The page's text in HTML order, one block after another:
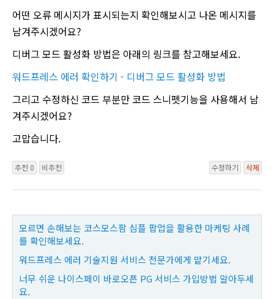
어떤 오류 메시지가 표시되는지 확인해보시고 나온 메시지를
남겨주시겠어요?
디버그 모드 활성화 방법은 아래의 링크를 참고해보세요.
워드프레스 에러 확인하기 - 디버그 모드 활성화 방법
그리고 수정하신 코드 부분만 코드 스니펫기능을 사용해서 남
겨주시겠어요?
고맙습니다.
추천 0 비추천 수정하기 삭제
모르면 손해보는 코스모스팜 심플 팝업을 활용한 마케팅 사례
를 확인해보세요.
워드프레스 에러 기술지원 서비스 전문가에게 맡기세요.
너무 쉬운 나이스페이 바로오픈 PG 서비스 가입방법 알아두세
요.